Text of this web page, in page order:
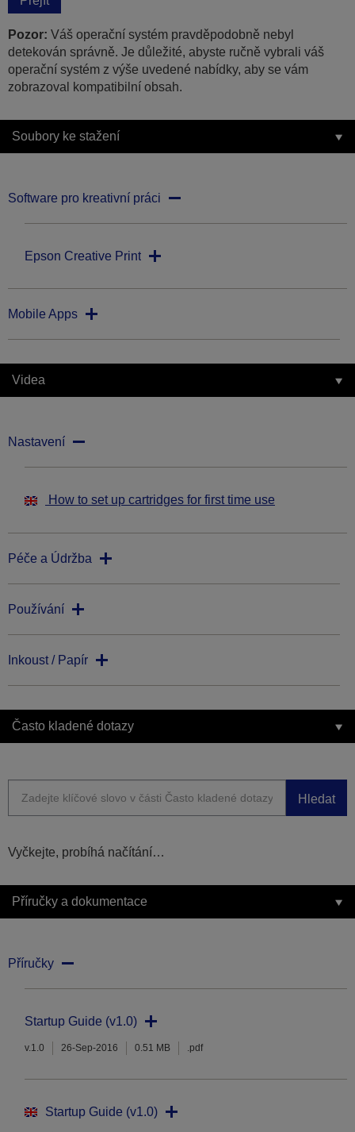
Pozor: Váš operační systém pravděpodobně nebyl
detekován správně. Je důležité, abyste ručně vybrali váš
operační systém z výše uvedené nabídky, aby se vám
zobrazoval kompatibilní obsah.
Soubory ke stažení
Software pro kreativní práci
Epson Creative Print
Mobile Apps
Videa
Nastavení
How to set up cartridges for first time use
Péče a Údržba
Používání
Inkoust / Papír
Často kladené dotazy
Hledat
Vyčkejte, probíhá načítání…
Příručky a dokumentace
Příručky
Startup Guide (v1.0)
v.1.0 26-Sep-2016 0.51 MB .pdf
Startup Guide (v1.0)